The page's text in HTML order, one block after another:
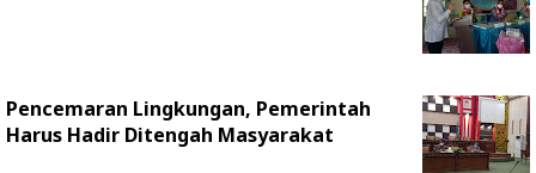
Pencemaran Lingkungan, Pemerintah
Harus Hadir Ditengah Masyarakat